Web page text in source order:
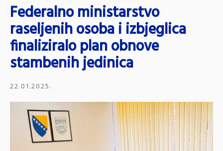
Federalno ministarstvo
raseljenih osoba i izbjeglica
finaliziralo plan obnove
stambenih jedinica
22.01.2025.